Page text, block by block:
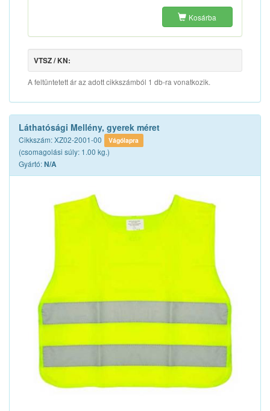
Kosárba
VTSZ / KN:
A feltüntetett ár az adott cikkszámból 1 db-ra vonatkozik.
Láthatósági Mellény, gyerek méret
Cikkszám: XZ02-2001-00 Vágólapra
(csomagolási súly: 1.00 kg.)
Gyártó:N/A